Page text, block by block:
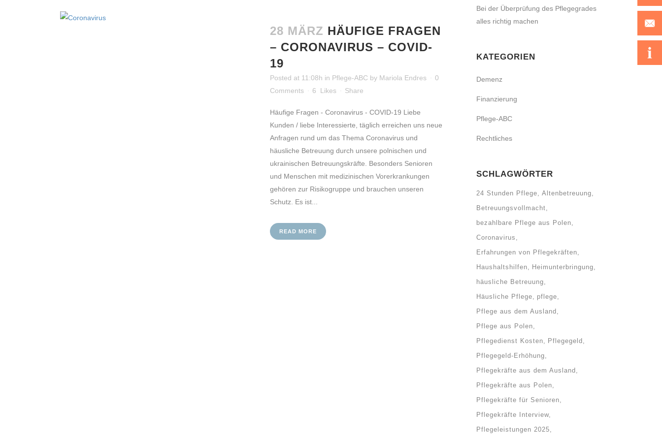
28 MÄRZ HÄUFIGE FRAGEN
– CORONAVIRUS – COVID-
19
Posted at 11:08h in Pflege-ABC by Mariola Endres
0
Comments
6 Likes Share
Häufige Fragen - Coronavirus - COVID-19 Liebe
Kunden / liebe Interessierte, täglich erreichen uns neue
Anfragen rund um das Thema Coronavirus und
häusliche Betreuung durch unsere polnischen und
ukrainischen Betreuungskräfte. Besonders Senioren
und Menschen mit medizinischen Vorerkrankungen
gehören zur Risikogruppe und brauchen unseren
Schutz. Es ist...
READ MORE
Bei der Überprüfung des Pflegegrades
alles richtig machen
KATEGORIEN
Demenz
Finanzierung
Pflege-ABC
Rechtliches
SCHLAGWÖRTER
24 Stunden Pflege
Altenbetreuung
Betreuungsvollmacht
bezahlbare Pflege aus Polen
Coronavirus
Erfahrungen von Pflegekräften
Haushaltshilfen
Heimunterbringung
häusliche Betreuung
Häusliche Pflege
pflege
Pflege aus dem Ausland
Pflege aus Polen
Pflegedienst Kosten
Pflegegeld
Pflegegeld-Erhöhung
Pflegekräfte aus dem Ausland
Pflegekräfte aus Polen
Pflegekräfte für Senioren
Pflegekräfte Interview
Pflegeleistungen 2025